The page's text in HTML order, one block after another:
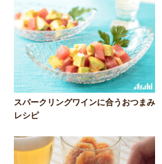
スパークリングワインに合うおつまみ
レシピ